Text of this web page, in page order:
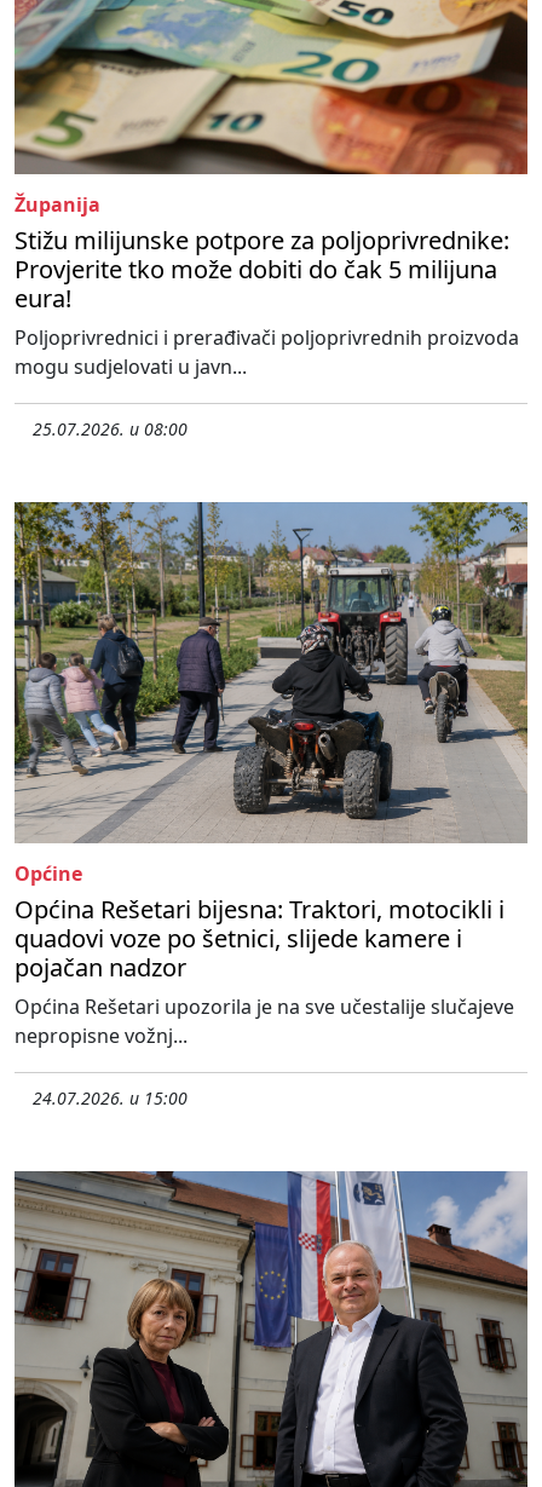
Županija
Stižu milijunske potpore za poljoprivrednike:
Provjerite tko može dobiti do čak 5 milijuna
eura!
Poljoprivrednici i prerađivači poljoprivrednih proizvoda
mogu sudjelovati u javn...
25.07.2026. u 08:00
Općine
Općina Rešetari bijesna: Traktori, motocikli i
quadovi voze po šetnici, slijede kamere i
pojačan nadzor
Općina Rešetari upozorila je na sve učestalije slučajeve
nepropisne vožnj...
24.07.2026. u 15:00